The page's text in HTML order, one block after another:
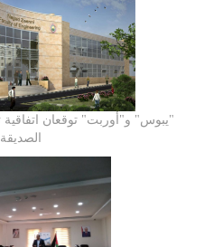
"يبوس" و"أوربت" توقعان اتفاقية
الصديقة